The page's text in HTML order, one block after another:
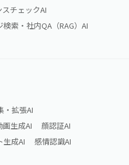
チェックAI
検索・社内QA（RAG）AI
・拡張AI
画生成AI
顔認証AI
生成AI
感情認識AI